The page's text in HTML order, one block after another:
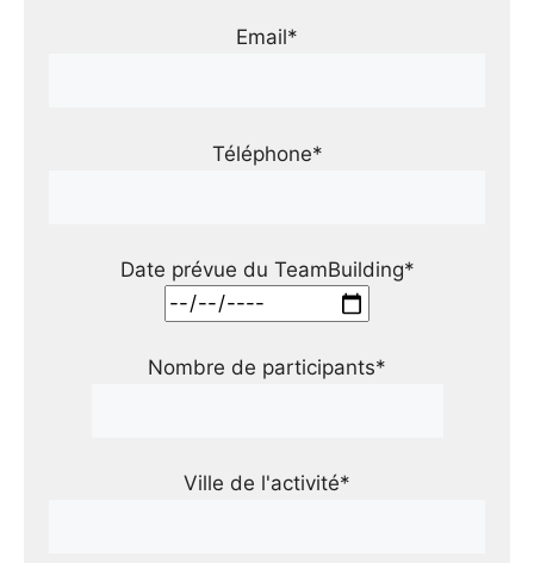
Email*
Téléphone*
Date prévue du TeamBuilding*
Nombre de participants*
Ville de l'activité*